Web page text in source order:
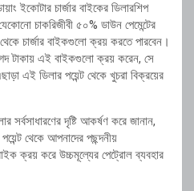
ইকোটার চার্জার বাইকের ডিলারশিপ
চাকরিজীবী ৫০% ডাউন পেমেন্টের
থেকে চার্জার বাইকগুলো ক্রয় করতে পারবেন।
টাকায় এই বাইকগুলো ক্রয় করেন, সে
এই ডিলার পয়েন্ট থেকে খুচরা বিক্রয়ের
সর্বসাধারণের দৃষ্টি আকর্ষণ করে জানান,
থেকে আপনাদের পছন্দনীয়
ক্রয় করে উচ্চমূল্যের পেট্রোল ব্যবহার